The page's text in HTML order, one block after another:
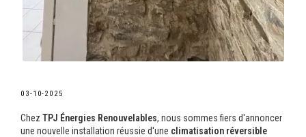
03-10-2025
Chez TPJ Énergies Renouvelables, nous sommes fiers d'annoncer
une nouvelle installation réussie d'une climatisation réversible